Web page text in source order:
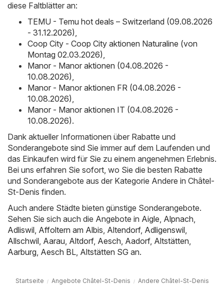
diese Faltblätter an:
TEMU - Temu hot deals – Switzerland (09.08.2026
- 31.12.2026),
Coop City - Coop City aktionen Naturaline (von
Montag 02.03.2026),
Manor - Manor aktionen (04.08.2026 -
10.08.2026),
Manor - Manor aktionen FR (04.08.2026 -
10.08.2026),
Manor - Manor aktionen IT (04.08.2026 -
10.08.2026).
Dank aktueller Informationen über Rabatte und
Sonderangebote sind Sie immer auf dem Laufenden und
das Einkaufen wird für Sie zu einem angenehmen Erlebnis.
Bei uns erfahren Sie sofort, wo Sie die besten Rabatte
und Sonderangebote aus der Kategorie Andere in Châtel-
St-Denis finden.
Auch andere Städte bieten günstige Sonderangebote.
Sehen Sie sich auch die Angebote in Aigle, Alpnach,
Adliswil, Affoltern am Albis, Altendorf, Adligenswil,
Allschwil, Aarau, Altdorf, Aesch, Aadorf, Altstätten,
Aarburg, Aesch BL, Altstätten SG an.
Startseite Angebote Châtel-St-Denis Andere Châtel-St-Denis